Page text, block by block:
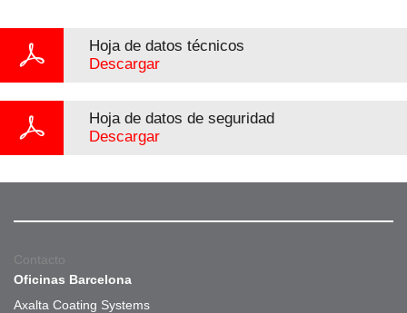
Hoja de datos técnicos
Descargar
Hoja de datos de seguridad
Descargar
Contacto
Oficinas Barcelona
Axalta Coating Systems